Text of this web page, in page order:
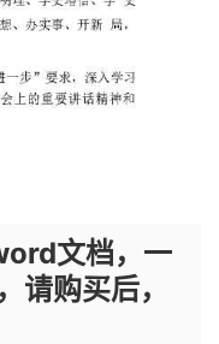
文档，一
购买后，